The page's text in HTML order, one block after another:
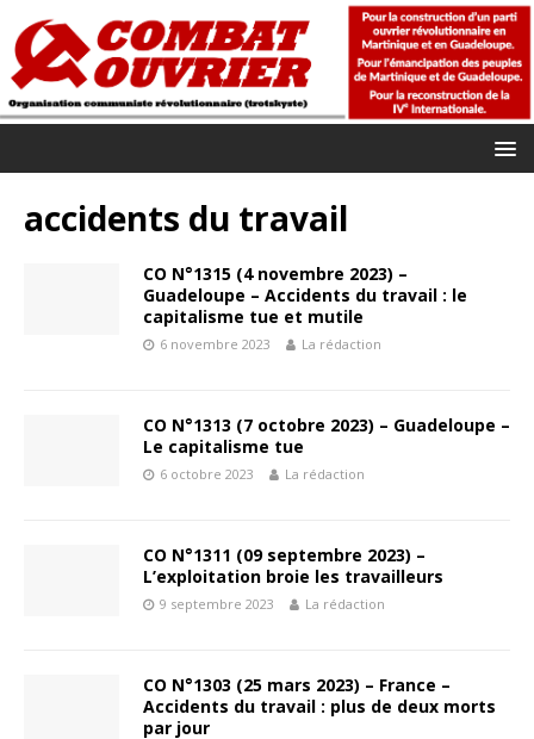
accidents du travail
CO N°1315 (4 novembre 2023) –
Guadeloupe – Accidents du travail : le
capitalisme tue et mutile
6 novembre 2023 La rédaction
CO N°1313 (7 octobre 2023) – Guadeloupe –
Le capitalisme tue
6 octobre 2023 La rédaction
CO N°1311 (09 septembre 2023) –
L’exploitation broie les travailleurs
9 septembre 2023 La rédaction
CO N°1303 (25 mars 2023) – France –
Accidents du travail : plus de deux morts
par jour